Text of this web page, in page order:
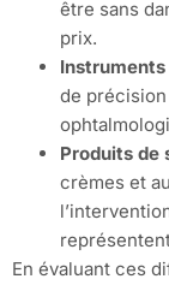
être sans
prix.
de
Produits de
crèmes et
En évaluant ces